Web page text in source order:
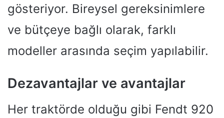
gösteriyor. Bireysel gereksinimlere
ve bütçeye bağlı olarak, farklı
modeller arasında seçim yapılabilir.
Dezavantajlar ve avantajlar
Her traktörde olduğu gibi Fendt 920